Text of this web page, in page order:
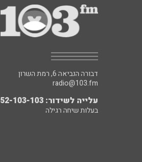
דבורה הנביאה 6, רמת השרון
radio@103.fm
עלייה לשידור: 0552-103-103
בעלות שיחה רגילה